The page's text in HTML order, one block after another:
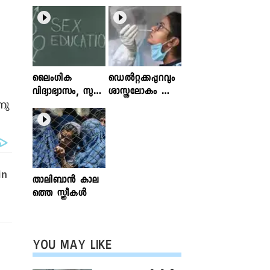
ലൈംഗിക
വിദ്യാഭ്യാസം, സുര
ക്ഷിതവും അ
ല്ലാത്തതുമായ സ്പ
ര്‍ശനങ്ങള്‍; ഇ
ന്‍ഫോക്ലിനിക്ക്
ലേഖനം
വായിക്കാം
ഡെൽറ്റക്കപ്പുറവും
ശാസ്ത്രലോകം ശ്ര
താലിബാന്‍ കാല
ത്തെ സ്ത്രീകള്‍
YOU MAY LIKE